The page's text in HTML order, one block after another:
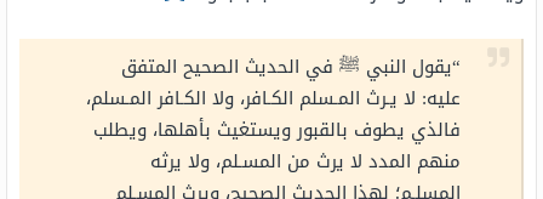
“يقول النبي ﷺ في الحديث الصحيح المتفق
عليه: لا يـرث المـسلم الكـافر، ولا الكـافر المـسلم،
فالذي يطوف بالقبور ويستغيث بأهلها، ويطلب
منهم المدد لا يرث من المسـلم، ولا يرثه